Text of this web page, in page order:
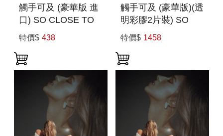
觸手可及 (豪華版 進
口) SO CLOSE TO
WHAT (DELUXE)
特價$ 438
觸手可及 (豪華版)(透
明彩膠2片裝) SO
CLOSE TO WHAT
(DELUXE) (CLEAR
2LP)
特價$ 1458